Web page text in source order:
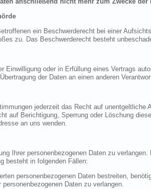
ein Beschwerderecht bei einer
zu. Das Beschwerderecht besteht
Einwilligung oder in Erfüllung eines Vertrags
der Daten an einen anderen
jederzeit das Recht auf
auf Berichtigung, Sperrung oder Löschung
an uns wenden.
Ihrer personenbezogenen Daten zu
besteht in folgenden Fällen:
personenbezogenen Daten bestreiten,
Daten zu verlangen.